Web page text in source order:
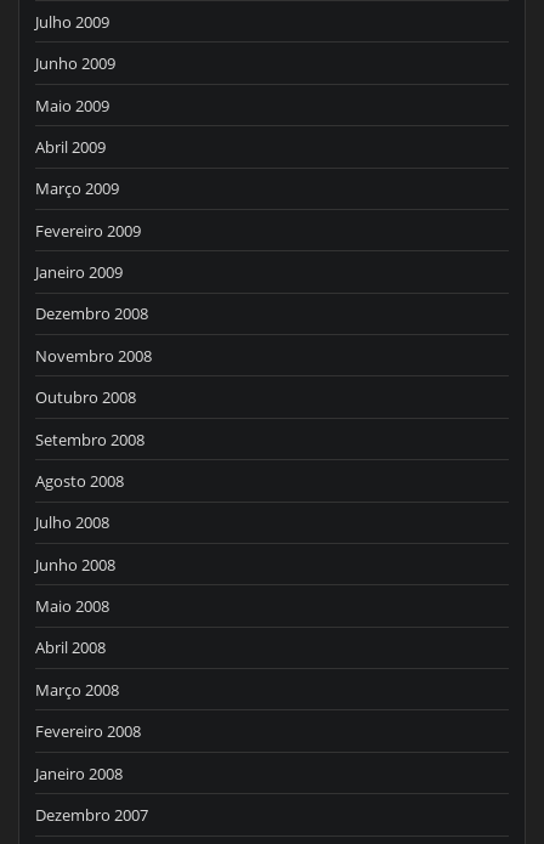
Julho 2009
Junho 2009
Maio 2009
Abril 2009
Março 2009
Fevereiro 2009
Janeiro 2009
Dezembro 2008
Novembro 2008
Outubro 2008
Setembro 2008
Agosto 2008
Julho 2008
Junho 2008
Maio 2008
Abril 2008
Março 2008
Fevereiro 2008
Janeiro 2008
Dezembro 2007